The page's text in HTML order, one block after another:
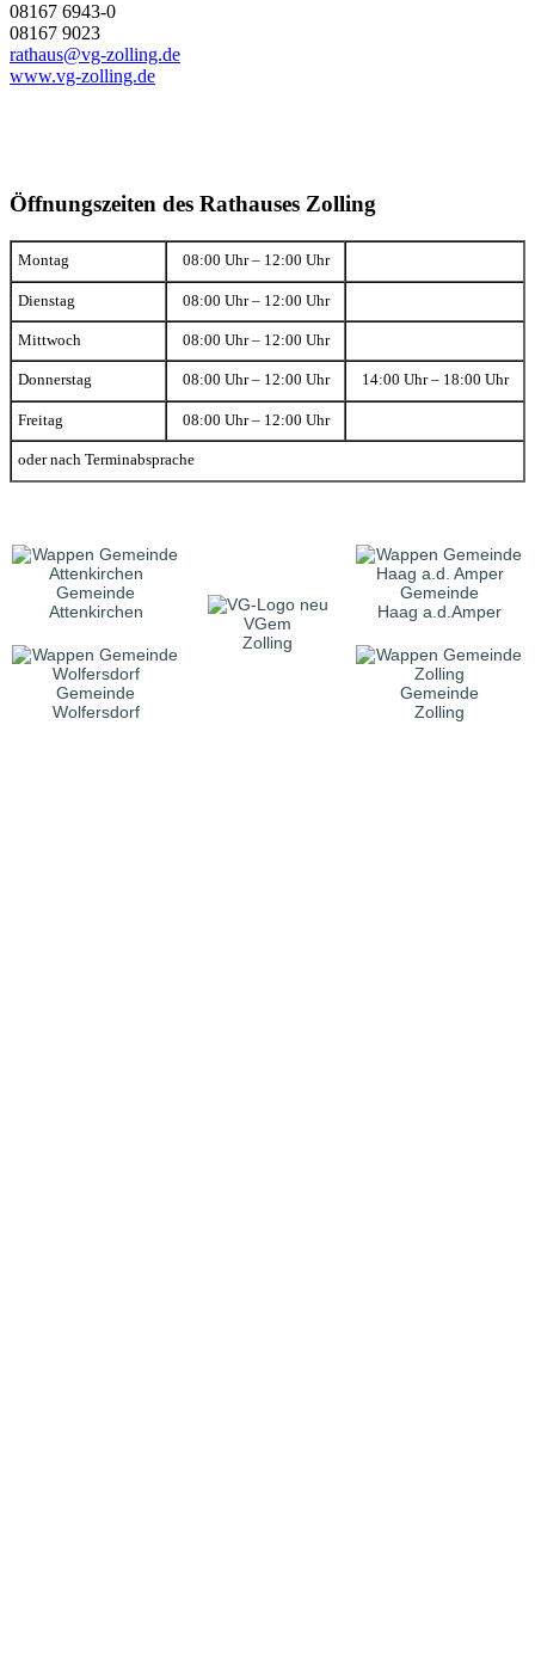
08167 6943-0
08167 9023
rathaus@vg-zolling.de
www.vg-zolling.de
Öffnungszeiten des Rathauses Zolling
Montag 08:00 Uhr – 12:00 Uhr
Dienstag 08:00 Uhr – 12:00 Uhr
Mittwoch 08:00 Uhr – 12:00 Uhr
Donnerstag 08:00 Uhr – 12:00 Uhr 14:00 Uhr – 18:00 Uhr
Freitag 08:00 Uhr – 12:00 Uhr
oder nach Terminabsprache
Gemeinde
Attenkirchen
VGem
Zolling
Gemeinde
Haag a.d.Amper
Gemeinde
Wolfersdorf
Gemeinde
Zolling